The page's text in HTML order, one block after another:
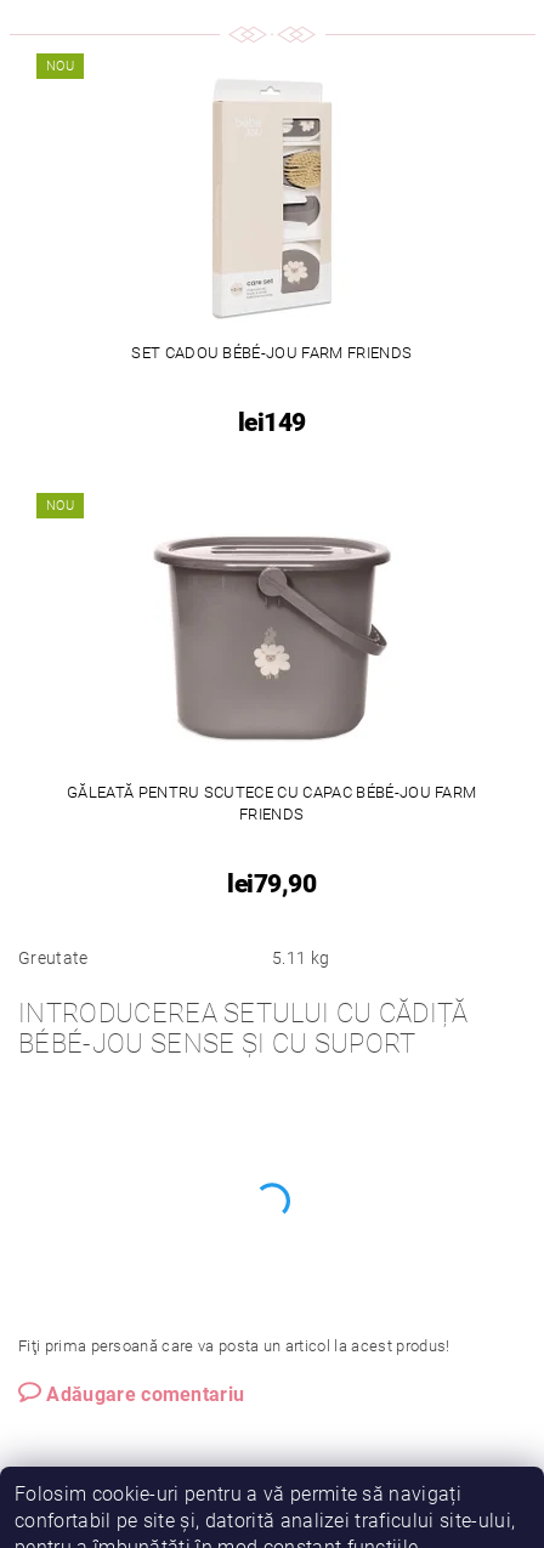
NOU
SET CADOU BÉBÉ-JOU FARM FRIENDS
lei149
NOU
GĂLEATĂ PENTRU SCUTECE CU CAPAC BÉBÉ-JOU FARM
FRIENDS
lei79,90
Greutate 5.11 kg
INTRODUCEREA SETULUI CU CĂDIȚĂ
BÉBÉ-JOU SENSE ȘI CU SUPORT
Fiţi prima persoană care va posta un articol la acest produs!
Adăugare comentariu
Folosim cookie-uri pentru a vă permite să navigați
confortabil pe site și, datorită analizei traficului site-ului,